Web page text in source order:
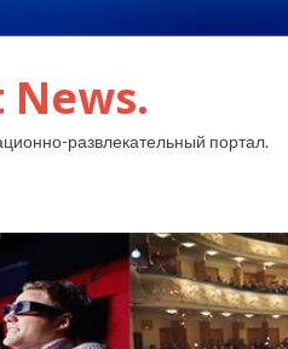
развлекательный портал.